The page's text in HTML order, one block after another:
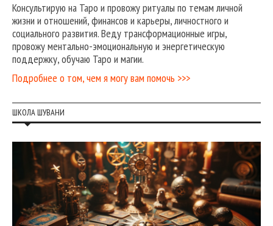
Консультирую на Таро и провожу ритуалы по темам личной
жизни и отношений, финансов и карьеры, личностного и
социального развития. Веду трансформационные игры,
провожу ментально-эмоциональную и энергетическую
поддержку, обучаю Таро и магии.
Подробнее о том, чем я могу вам помочь >>>
ШКОЛА ШУВАНИ